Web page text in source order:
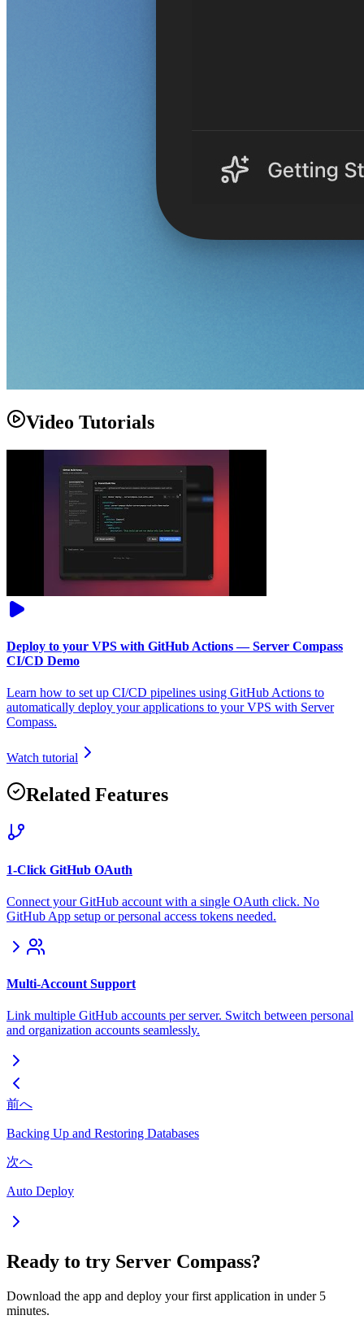
Video Tutorials
Deploy to your VPS with GitHub Actions — Server Compass
CI/CD Demo
Learn how to set up CI/CD pipelines using GitHub Actions to
automatically deploy your applications to your VPS with Server
Compass.
Watch tutorial
Related Features
1-Click GitHub OAuth
Connect your GitHub account with a single OAuth click. No
GitHub App setup or personal access tokens needed.
Multi-Account Support
Link multiple GitHub accounts per server. Switch between personal
and organization accounts seamlessly.
前へ
Backing Up and Restoring Databases
次へ
Auto Deploy
Ready to try Server Compass?
Download the app and deploy your first application in under 5
minutes.